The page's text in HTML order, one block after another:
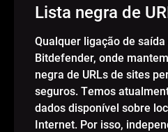
Lista negra de
Qualquer ligação de
Bitdefender, onde
negra de URLs de sites
seguros. Temos
dados disponível sobre
Internet. Por isso,